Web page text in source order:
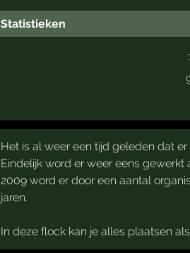
Statistieken
Het is al weer een tijd geleden dat
Eindelijk word er weer eens
2009 word er door een aantal
jaren.
In deze flock kan je alles plaatsen